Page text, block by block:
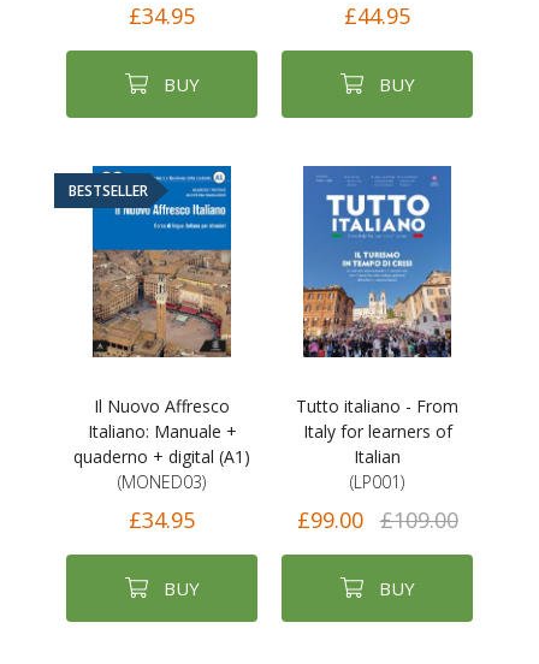
£34.95
BUY
£44.95
BUY
BESTSELLER
Il Nuovo Affresco
Italiano: Manuale +
quaderno + digital (A1)
(MONED03)
£34.95
BUY
Tutto italiano - From
Italy for learners of
Italian
(LP001)
£99.00 £109.00
BUY